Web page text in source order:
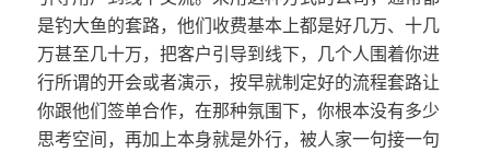
是钓大鱼的套路，他们收费基本上都是好几万、十几
万甚至几十万，把客户引导到线下，几个人围着你进
行所谓的开会或者演示，按早就制定好的流程套路让
你跟他们签单合作，在那种氛围下，你根本没有多少
思考空间，再加上本身就是外行，被人家一句接一句